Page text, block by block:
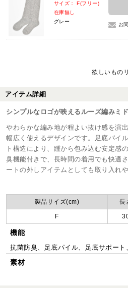
サイズ： F(フリー)
在庫無し
グレー
お
欲しいもの
アイテム詳細
シンプルなロゴが映えるルーズ編みミド
やわらかな編み地が程よい抜け感を演
幅広く使えるデザインです。足底パイ
ト構造により、踵から包み込む安定感
臭機能付きで、長時間の着用でも快適
ートの外しアイテムとしても取り入れ
製品サイズ(cm) 長
F
機能
抗菌防臭、足底パイル、足底サポート
素材